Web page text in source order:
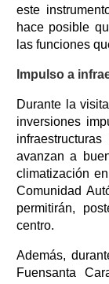
este
hace posible
las funciones
Impulso a
Durante la
inversiones
avanzan a
climatización
Comunidad
permitirán,
centro.
Además,
Fuensanta